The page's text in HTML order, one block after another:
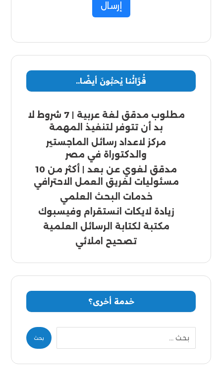
إرسال
قُرَّائُنا يُحبُّونَ أيضًا..
مطلوب مدقق لغة عربية | 7 شروط لا
بد أن تتوفر لتنفيذ المهمة
مركز لاعداد رسائل الماجستير
والدكتوراة في مصر
مدقق لغوي عن بعد | أكثر من 10
مسئوليات لفريق العمل الاحترافي
خدمات البحث العلمي
زيادة لايكات انستقرام وفيسبوك
مكتبة لكتابة الرسائل العلمية
تصحيح املائي
خدمة أخرى؟